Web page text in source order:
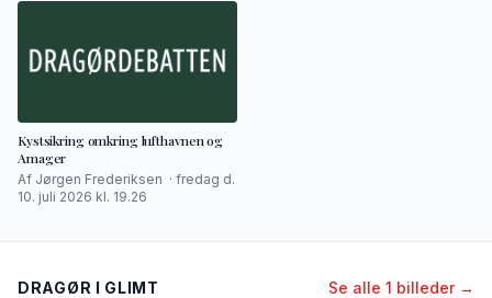
Kystsikring omkring lufthavnen og
Amager
Af Jørgen Frederiksen · fredag d.
10. juli 2026 kl. 19.26
DRAGØR I GLIMT Se alle 1 billeder →